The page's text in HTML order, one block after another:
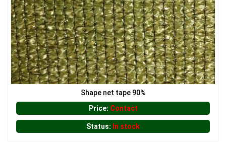
Shape net tape 90%
Price: Contact
Status: In stock